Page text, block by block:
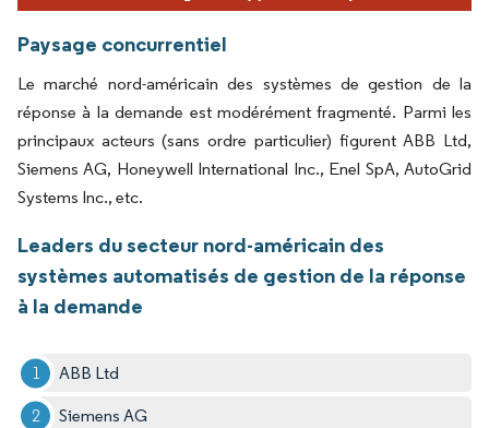
Paysage concurrentiel
Le marché nord-américain des systèmes de gestion de la
réponse à la demande est modérément fragmenté. Parmi les
principaux acteurs (sans ordre particulier) figurent ABB Ltd,
Siemens AG, Honeywell International Inc., Enel SpA, AutoGrid
Systems Inc., etc.
Leaders du secteur nord-américain des
systèmes automatisés de gestion de la réponse
à la demande
ABB Ltd
Siemens AG